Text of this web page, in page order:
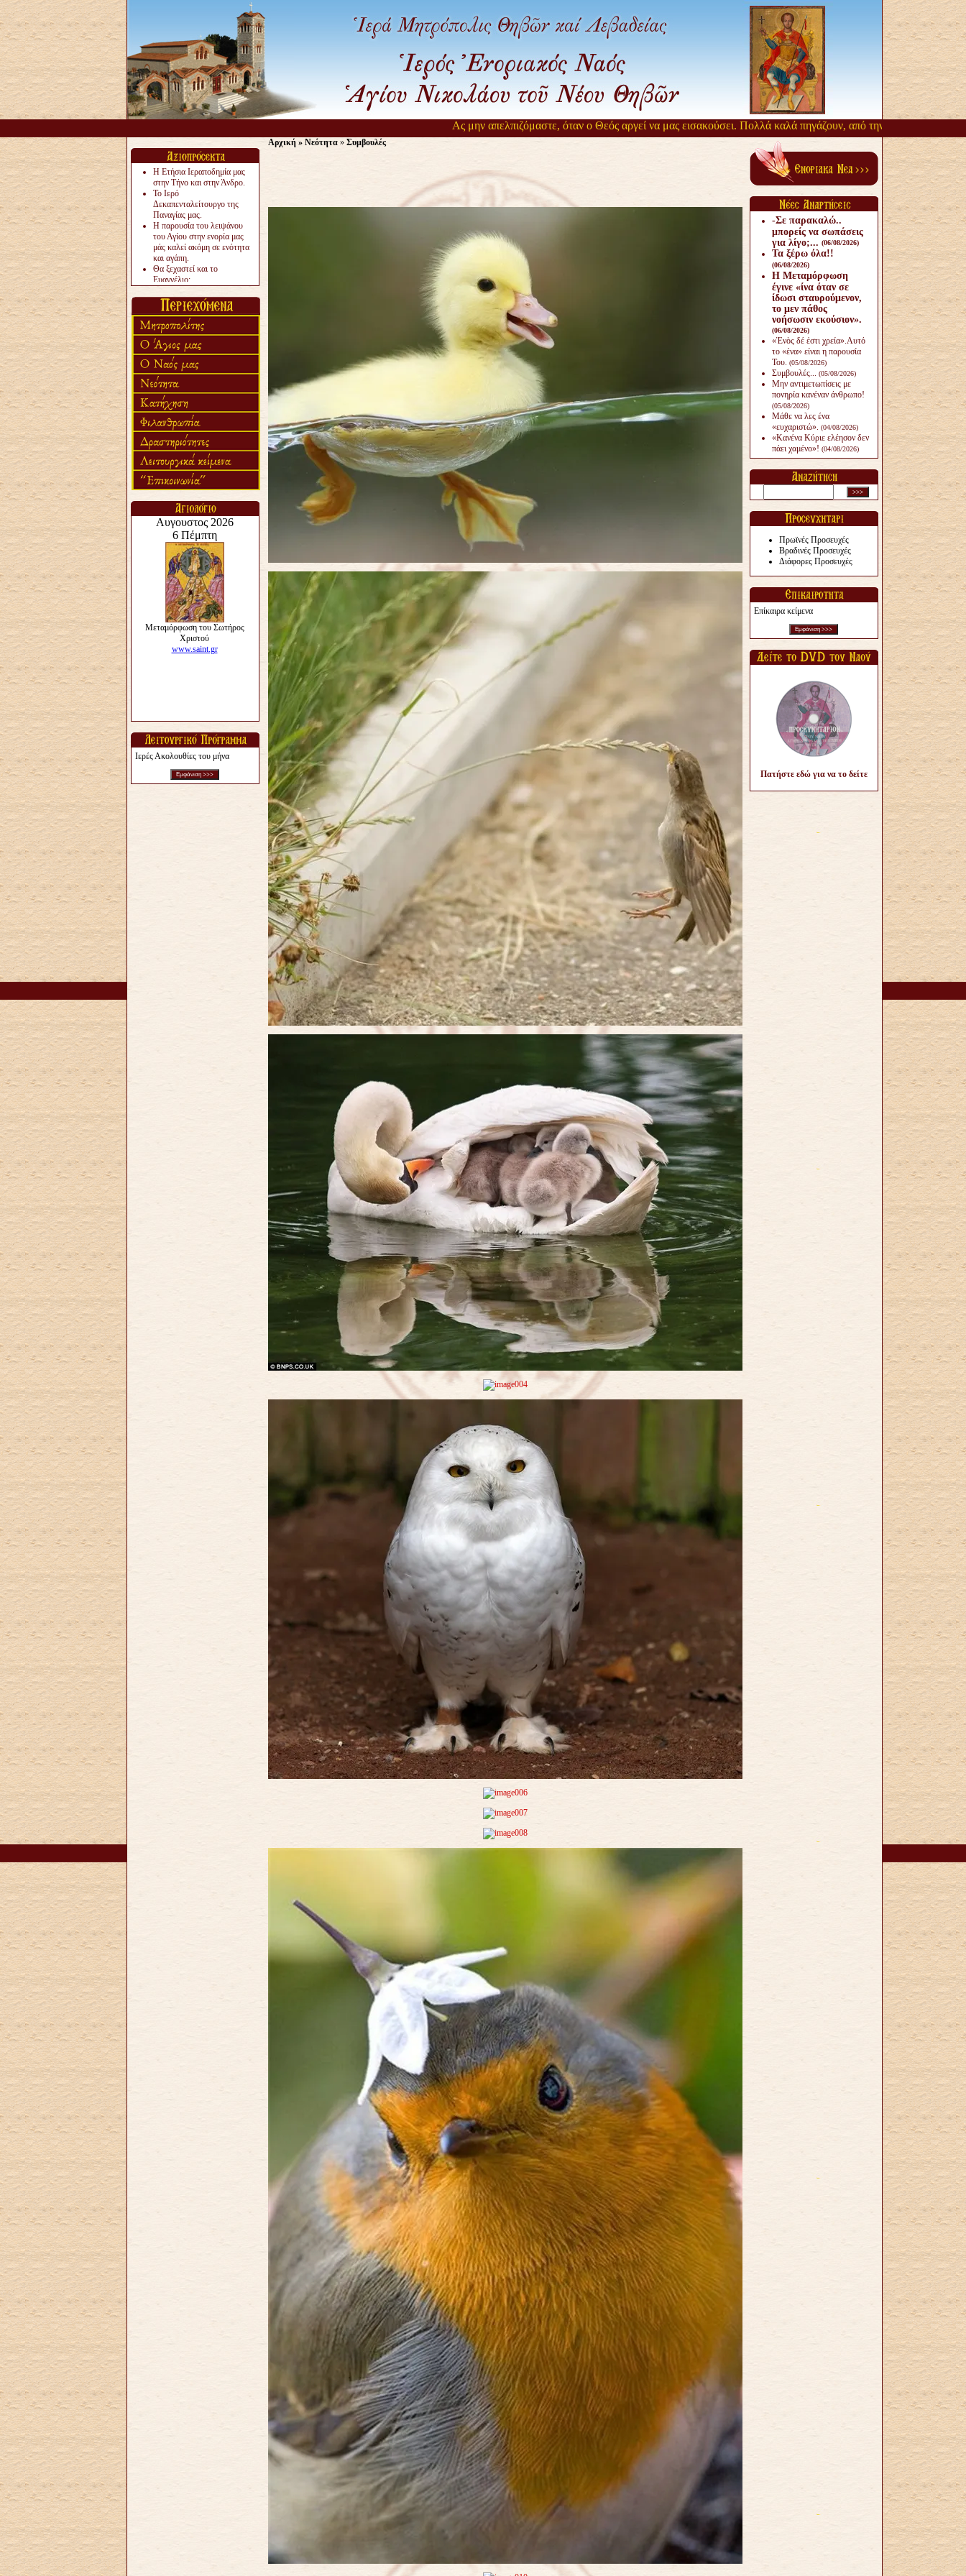
Ας μην απελπιζόμαστε, όταν ο Θεός αργεί να μας εισακούσει. Πολλά καλά πηγάζουν, από την αργοπορία αυτή. Όσιος
Η Ετήσια Ιεραποδημία μας
στην Τήνο και στην Άνδρο.
Το Ιερό
Δεκαπενταλείτουργο της
Παναγίας μας.
Η παρουσία του λειψάνου
του Αγίου στην ενορία μας
μάς καλεί ακόμη σε ενότητα
και αγάπη.
Θα ξεχαστεί και το
Ευαγγέλιο;
«πολύ αργά».
Ζητείται....
Ιερές Ακολουθίες του μήνα
Αρχική» Νεότητα» Συμβουλές
-Σε παρακαλώ..
μπορείς να σωπάσεις
για λίγο;... (06/08/2026)
Τα ξέρω όλα!!
(06/08/2026)
Η Μεταμόρφωση
έγινε «ίνα όταν σε
ίδωσι σταυρούμενον,
το μεν πάθος
νοήσωσιν εκούσιον».
(06/08/2026)
«Ἑνὸς δέ ἐστι χρεία».Αυτό
το «ένα» είναι η παρουσία
Του. (05/08/2026)
Συμβουλές... (05/08/2026)
Μην αντιμετωπίσεις με
πονηρία κανέναν άνθρω­πο!
(05/08/2026)
Μάθε να λες ένα
«ευχαριστώ». (04/08/2026)
«Κανένα Κύριε ελέησον δεν
πάει χαμένο»! (04/08/2026)
Πρωϊνές Προσευχές
Βραδινές Προσευχές
Διάφορες Προσευχές
Επίκαιρα κείμενα
Πατήστε εδώ για να το δείτε